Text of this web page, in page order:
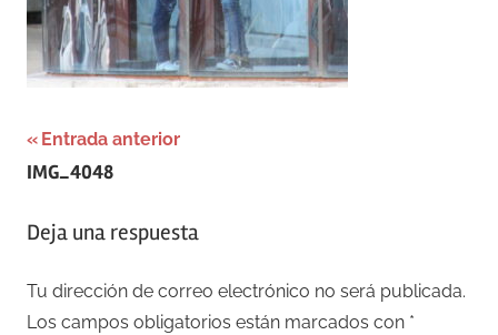
Navegación
de
entradas
Entrada anterior
IMG_4048
Deja una respuesta
Tu dirección de correo electrónico no será publicada.
Los campos obligatorios están marcados con *